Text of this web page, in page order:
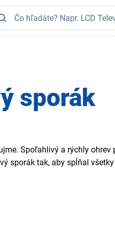
sporák
Spoľahlivý a rýchly
sporák tak, aby spĺňal